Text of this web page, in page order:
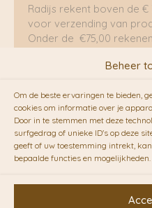
Beheer
Om de beste ervaringen te bieden,
cookies om informatie over je
Door in te stemmen met deze
surfgedrag of unieke ID's op deze
geeft of uw toestemming intrekt,
bepaalde functies en mogelijkheden.
Radijs rekent boven de
voor verzending van
Onder de €75,00
RADIJS werkt samen
vanFietskoeriers.nl.
10.00 uur besteld op
bezorgen zij soms nog
avonduren!
waar mogelijk ook echt